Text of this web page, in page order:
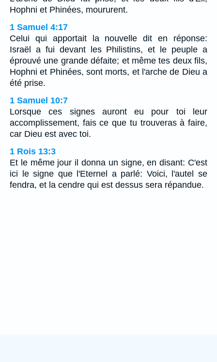
Hophni et Phinées, moururent.
1 Samuel 4:17
Celui qui apportait la nouvelle dit en réponse:
Israël a fui devant les Philistins, et le peuple a
éprouvé une grande défaite; et même tes deux fils,
Hophni et Phinées, sont morts, et l'arche de Dieu a
été prise.
1 Samuel 10:7
Lorsque ces signes auront eu pour toi leur
accomplissement, fais ce que tu trouveras à faire,
car Dieu est avec toi.
1 Rois 13:3
Et le même jour il donna un signe, en disant: C'est
ici le signe que l'Eternel a parlé: Voici, l'autel se
fendra, et la cendre qui est dessus sera répandue.